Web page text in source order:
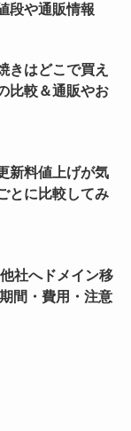
段や通販情報
きはどこで買え
比較＆通販やお
新料値上げが気
とに比較してみ
社へドメイン移
間・費用・注意